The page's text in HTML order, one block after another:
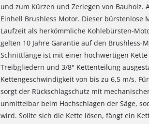
und zum Kürzen und Zerlegen von Bauholz.
Einhell Brushless Motor. Dieser
Laufzeit als herkömmliche Kohlebürsten-
gelten 10 Jahre Garantie auf den Brushless-
Schnittlänge ist mit einer hochwertigen
Treibgliedern und 3/8" Kettenteilung
Kettengeschwindigkeit von bis zu 6,5 m/s.
sorgt der Rückschlagschutz mit
unmittelbar beim Hochschlagen der Säge,
wird. Sollte sich die Kette lösen, fängt ein